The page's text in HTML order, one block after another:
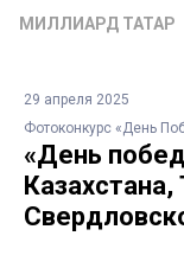
МИЛЛИАРД ТАТАР
29 апреля 2025
Фотоконкурс «День
«День
Казахстана,